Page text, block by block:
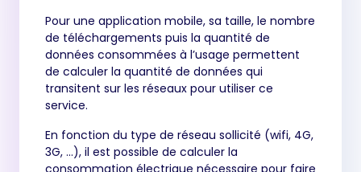
Pour une application mobile, sa taille, le nombre
de téléchargements puis la quantité de
données consommées à l’usage permettent
de calculer la quantité de données qui
transitent sur les réseaux pour utiliser ce
service.
En fonction du type de réseau sollicité (wifi, 4G,
3G, …), il est possible de calculer la
consommation électrique nécessaire pour faire